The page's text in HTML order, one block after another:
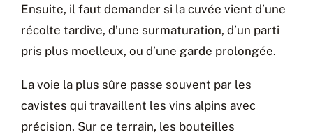
Ensuite, il faut demander si la cuvée vient d’une
récolte tardive, d’une surmaturation, d’un parti
pris plus moelleux, ou d’une garde prolongée.
La voie la plus sûre passe souvent par les
cavistes qui travaillent les vins alpins avec
précision. Sur ce terrain, les bouteilles